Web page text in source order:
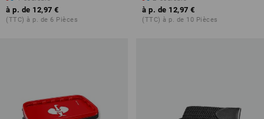
à p. de 12,97 €
(TTC) à p. de 6 Pièces
à p. de 12,97 €
(TTC) à p. de 10 Pièces